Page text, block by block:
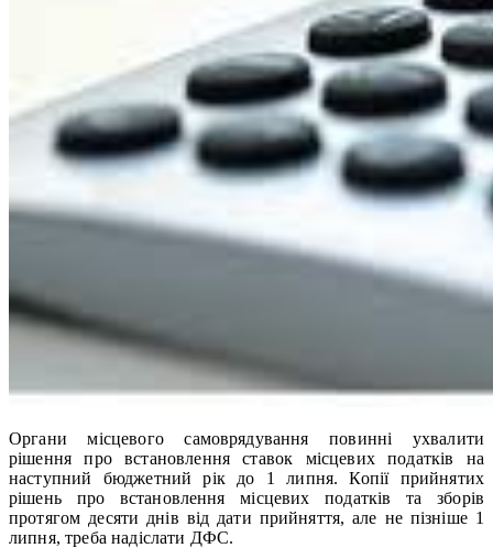
Органи місцевого самоврядування повинні ухвалити
рішення про встановлення ставок місцевих податків на
наступний бюджетний рік до 1 липня. Копії прийнятих
рішень про встановлення місцевих податків та зборів
протягом десяти днів від дати прийняття, але не пізніше 1
липня, треба надіслати ДФС.